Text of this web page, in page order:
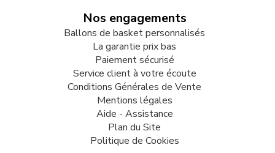
Nos engagements
Ballons de basket personnalisés
La garantie prix bas
Paiement sécurisé
Service client à votre écoute
Conditions Générales de Vente
Mentions légales
Aide - Assistance
Plan du Site
Politique de Cookies